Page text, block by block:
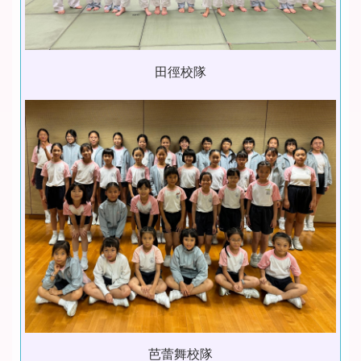
田徑校隊
芭蕾舞校隊